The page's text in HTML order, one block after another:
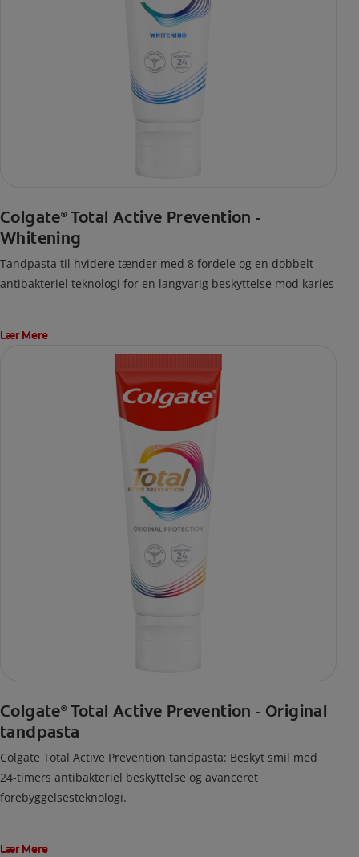
Colgate® Total Active Prevention -
Whitening
Tandpasta til hvidere tænder med 8 fordele og en dobbelt
antibakteriel teknologi for en langvarig beskyttelse mod karies
Lær Mere
Colgate® Total Active Prevention - Original
tandpasta
Colgate Total Active Prevention tandpasta: Beskyt smil med
24-timers antibakteriel beskyttelse og avanceret
forebyggelsesteknologi.
Lær Mere